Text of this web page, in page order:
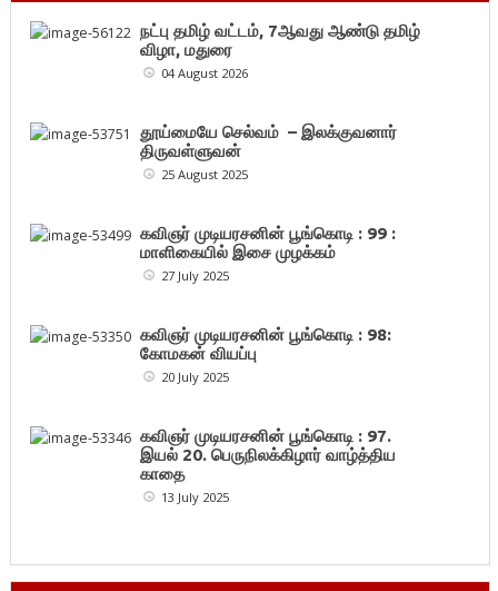
நட்பு தமிழ் வட்டம், 7ஆவது ஆண்டு தமிழ்
விழா, மதுரை
04 August 2026
தூய்மையே செல்வம் – இலக்குவனார்
திருவள்ளுவன்
25 August 2025
கவிஞர் முடியரசனின் பூங்கொடி : 99 :
மாளிகையில் இசை முழக்கம்
27 July 2025
கவிஞர் முடியரசனின் பூங்கொடி : 98:
கோமகன் வியப்பு
20 July 2025
கவிஞர் முடியரசனின் பூங்கொடி : 97.
இயல் 20. பெருநிலக்கிழார் வாழ்த்திய
காதை
13 July 2025